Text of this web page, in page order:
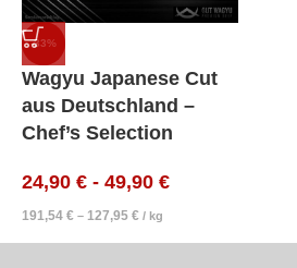
-33%
Wagyu Japanese Cut
aus Deutschland –
Chef’s Selection
24,90 € - 49,90 €
191,54 € – 127,95 € / kg